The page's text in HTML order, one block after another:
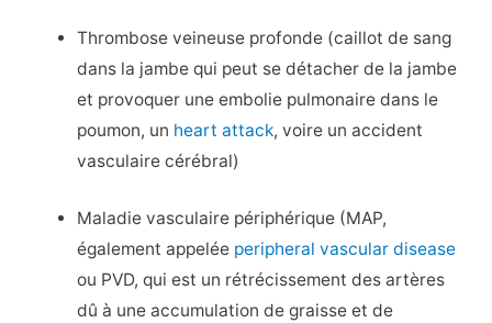
Thrombose veineuse profonde (caillot de sang
dans la jambe qui peut se détacher de la jambe
et provoquer une embolie pulmonaire dans le
poumon, un heart attack, voire un accident
vasculaire cérébral)
Maladie vasculaire périphérique (MAP,
également appelée peripheral vascular disease
ou PVD, qui est un rétrécissement des artères
dû à une accumulation de graisse et de